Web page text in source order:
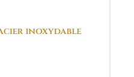
inoxydable